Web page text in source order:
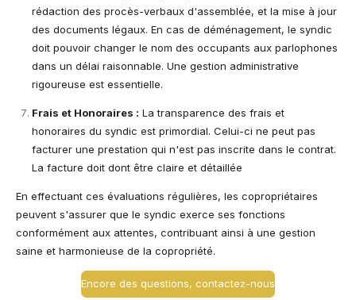
rédaction des procès-verbaux d'assemblée, et la mise à jour
des documents légaux. En cas de déménagement, le syndic
doit pouvoir changer le nom des occupants aux parlophones
dans un délai raisonnable. Une gestion administrative
rigoureuse est essentielle.
Frais et Honoraires : La transparence des frais et
honoraires du syndic est primordial. Celui-ci ne peut pas
facturer une prestation qui n'est pas inscrite dans le contrat.
La facture doit dont être claire et détaillée
En effectuant ces évaluations régulières, les copropriétaires
peuvent s'assurer que le syndic exerce ses fonctions
conformément aux attentes, contribuant ainsi à une gestion
saine et harmonieuse de la copropriété.
Encore des questions, contactez-nous